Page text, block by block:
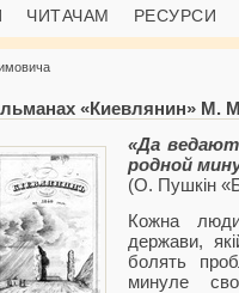
ЧИТАЧАМ РЕСУРСИ
«Киевлянин» М.
«Да
родной
(О. Пушкін
Кожна
держави,
болять
минуле